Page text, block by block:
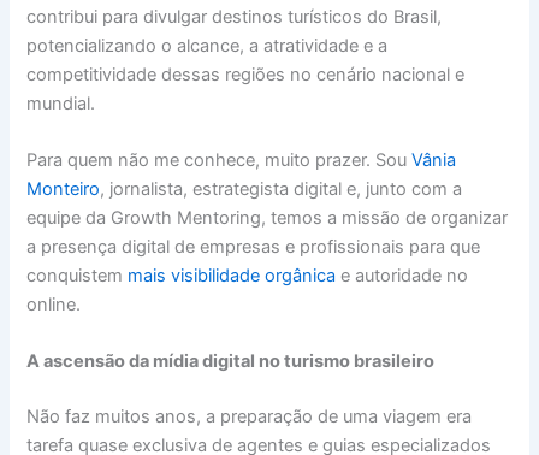
contribui para divulgar destinos turísticos do Brasil,
potencializando o alcance, a atratividade e a
competitividade dessas regiões no cenário nacional e
mundial.
Para quem não me conhece, muito prazer. SouVânia
Monteiro, jornalista, estrategista digital e, junto com a
equipe da Growth Mentoring, temos a missão de organizar
a presença digital de empresas e profissionais para que
conquistem mais visibilidade orgânica e autoridade no
online.
A ascensão da mídia digital no turismo brasileiro
Não faz muitos anos, a preparação de uma viagem era
tarefa quase exclusiva de agentes e guias especializados